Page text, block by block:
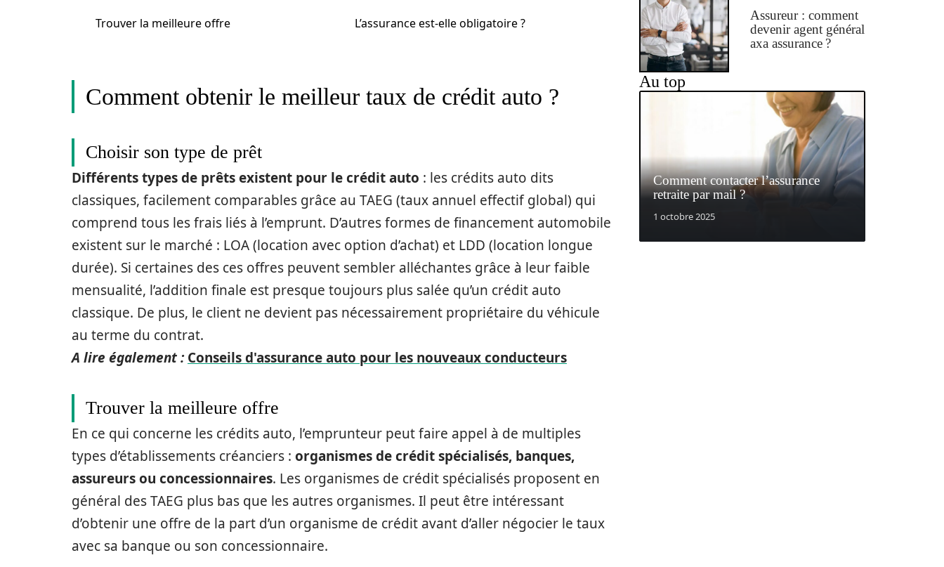
Trouver la meilleure offre L’assurance est-elle obligatoire ?
Comment obtenir le meilleur taux de crédit auto ?
Choisir son type de prêt
Différents types de prêts existent pour le crédit auto : les crédits auto dits
classiques, facilement comparables grâce au TAEG (taux annuel effectif global) qui
comprend tous les frais liés à l’emprunt. D’autres formes de financement automobile
existent sur le marché : LOA (location avec option d’achat) et LDD (location longue
durée). Si certaines des ces offres peuvent sembler alléchantes grâce à leur faible
mensualité, l’addition finale est presque toujours plus salée qu’un crédit auto
classique. De plus, le client ne devient pas nécessairement propriétaire du véhicule
au terme du contrat.
A lire également : Conseils d'assurance auto pour les nouveaux conducteurs
Trouver la meilleure offre
En ce qui concerne les crédits auto, l’emprunteur peut faire appel à de multiples
types d’établissements créanciers : organismes de crédit spécialisés, banques,
assureurs ou concessionnaires. Les organismes de crédit spécialisés proposent en
général des TAEG plus bas que les autres organismes. Il peut être intéressant
d’obtenir une offre de la part d’un organisme de crédit avant d’aller négocier le taux
avec sa banque ou son concessionnaire.
Assureur : comment
devenir agent général
axa assurance ?
Au top
Comment contacter l’assurance
retraite par mail ?
1 octobre 2025